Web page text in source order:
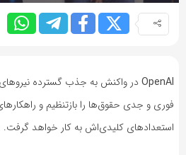
OpenAI در واکنش به جذب گسترده
فوری و جدی حقوق‌ها را بازتنظیم و
استعدادهای کلیدی‌اش به‌ کار خواهد گرفت.